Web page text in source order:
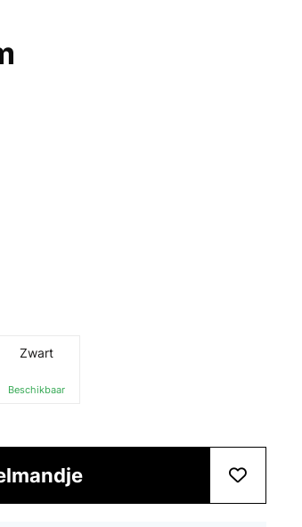
Zwart
Beschikbaar